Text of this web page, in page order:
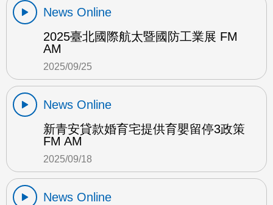
News Online
2025臺北國際航太暨國防工業展 FM
AM
2025/09/25
News Online
新青安貸款婚育宅提供育嬰留停3政策
FM AM
2025/09/18
News Online